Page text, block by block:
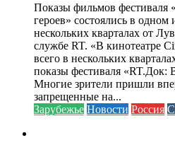
Показы фильмов фестиваля
героев» состоялись в
нескольких кварталах от
службе RT. «В кинотеатре
всего в нескольких
показы фестиваля «RT.Док:
Многие зрители пришли
запрещенные на...
Зарубежье Новости Россия